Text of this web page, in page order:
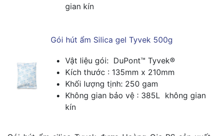
gian kín
Gói hút ẩm Silica gel Tyvek 500g
Vật liệu gói: DuPont™ Tyvek®
Kích thước : 135mm x 210mm
Khối lượng tịnh: 250 gam
Không gian bảo vệ : 385L không gian
kín